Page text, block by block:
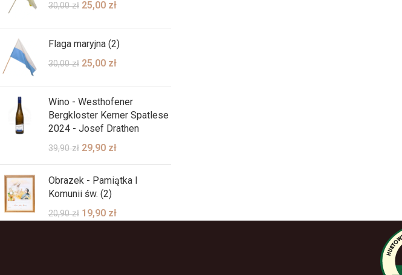
30,00zł 25,00 zł
Flaga maryjna (2)
30,00zł 25,00 zł
Wino - Westhofener
Bergkloster Kerner Spatlese
2024 - Josef Drathen
39,90zł 29,90 zł
Obrazek - Pamiątka I
Komunii św. (2)
20,90zł 19,90 zł